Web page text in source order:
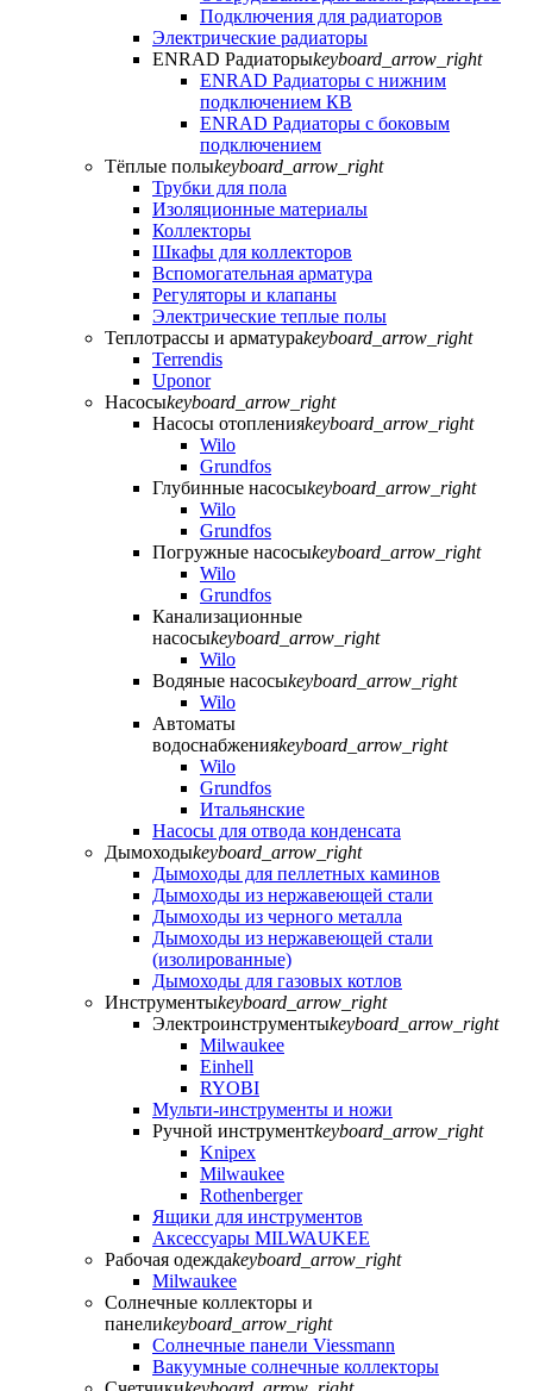
Подключения для радиаторов
Электрические радиаторы
ENRAD Радиаторыkeyboard_arrow_right
ENRAD Радиаторы с нижним
подключением КВ
ENRAD Радиаторы с боковым
подключением
Тёплые полыkeyboard_arrow_right
Трубки для пола
Изоляционные материалы
Коллекторы
Шкафы для коллекторов
Вспомогательная арматура
Регуляторы и клапаны
Электрические теплые полы
Теплотрассы и арматураkeyboard_arrow_right
Terrendis
Uponor
Насосыkeyboard_arrow_right
Насосы отопленияkeyboard_arrow_right
Wilo
Grundfos
Глубинные насосыkeyboard_arrow_right
Wilo
Grundfos
Погружные насосыkeyboard_arrow_right
Wilo
Grundfos
Канализационные
насосыkeyboard_arrow_right
Wilo
Водяные насосыkeyboard_arrow_right
Wilo
Автоматы
водоснабженияkeyboard_arrow_right
Wilo
Grundfos
Итальянские
Насосы для отвода конденсата
Дымоходыkeyboard_arrow_right
Дымоходы для пеллетных каминов
Дымоходы из нержавеющей стали
Дымоходы из черного металла
Дымоходы из нержавеющей стали
(изолированные)
Дымоходы для газовых котлов
Инструментыkeyboard_arrow_right
Электроинструментыkeyboard_arrow_right
Milwaukee
Einhell
RYOBI
Мульти-инструменты и ножи
Ручной инструментkeyboard_arrow_right
Knipex
Milwaukee
Rothenberger
Ящики для инструментов
Аксессуары MILWAUKEE
Рабочая одеждаkeyboard_arrow_right
Milwaukee
Солнечные коллекторы и
панелиkeyboard_arrow_right
Солнечные панели Viessmann
Вакуумные солнечные коллекторы